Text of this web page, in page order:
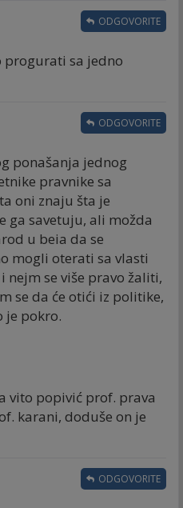
progurati sa jedno
ODGOVORITE
ponašanja jednog
pravnike sa
oni znaju šta je
ga savetuju, ali možda
u beia da se
mogli oterati sa vlasti
nejm se više pravo žaliti,
se da će otići iz politike,
je pokro.
ODGOVORITE
vito popivić prof. prava
karani, doduše on je
ODGOVORITE